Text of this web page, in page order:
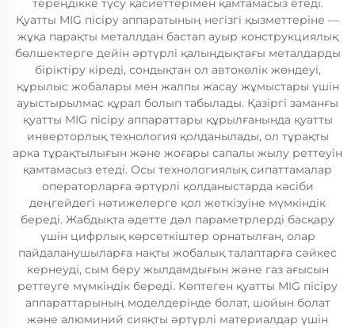
тереңдікке түсу қасиеттерімен қамтамасыз етеді.
Қуатты MIG пісіру аппаратының негізгі қызметтеріне —
жұқа парақты металлдан бастап ауыр конструкциялық
бөлшектерге дейін әртүрлі қалыңдықтағы металдарды
біріктіру кіреді, сондықтан ол автокөлік жөндеуі,
құрылыс жобалары мен жалпы жасау жұмыстары үшін
ауыстырылмас құрал болып табылады. Қазіргі заманғы
қуатты MIG пісіру аппараттары құрылғанында қуатты
инверторлық технология қолданылады, ол тұрақты
арка тұрақтылығын және жоғары сапалы жылу реттеуін
қамтамасыз етеді. Осы технологиялық сипаттамалар
операторларға әртүрлі қолданыстарда кәсіби
деңгейдегі нәтижелерге қол жеткізуіне мүмкіндік
береді. Жабдықта әдетте дәл параметрлерді басқару
үшін цифрлық көрсеткіштер орнатылған, олар
пайдаланушыларға нақты жобалық талаптарға сәйкес
кернеуді, сым беру жылдамдығын және газ ағысын
реттеуге мүмкіндік береді. Көптеген қуатты MIG пісіру
аппараттарының моделдерінде болат, шойын болат
және алюминий сияқты әртүрлі материалдар үшін